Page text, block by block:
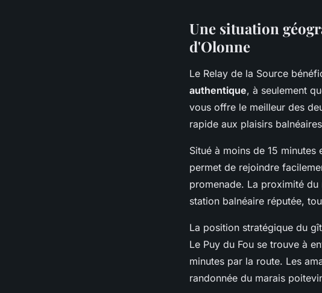
Une situation
d'Olonne
Le Relay de la Source
authentique, à seulement
vous offre le meilleur des
rapide aux plaisirs
Situé à moins de 15 minutes
permet de rejoindre
promenade. La proximité
station balnéaire réputée,
La position stratégique du
Le Puy du Fou se trouve à
minutes par la route. Les
randonnée du marais